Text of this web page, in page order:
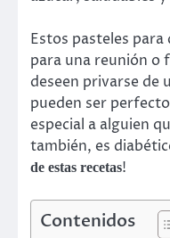
Estos pasteles
para una reunión o
deseen privarse de
pueden ser
especial a alguien
también, es
de estas recetas!
Contenidos